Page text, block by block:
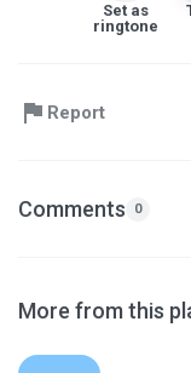
Set as
ringtone
Report
Comments 0
More from this